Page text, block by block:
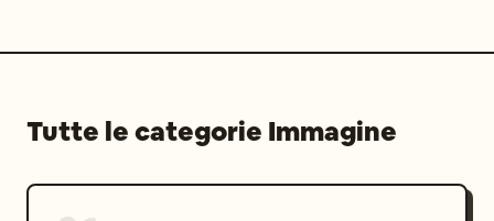
Tutte le categorie Immagine